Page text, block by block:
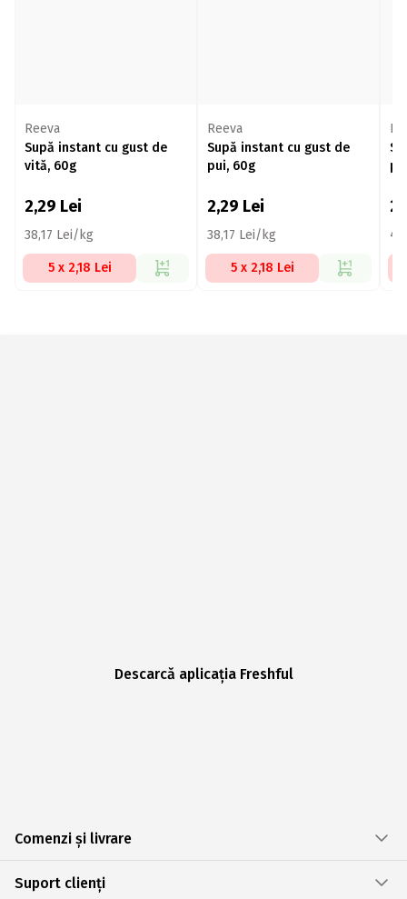
Reeva
Supă instant cu gust de
vită, 60g
2,29 Lei
38,17 Lei/kg
5 x 2,18 Lei
Reeva
Supă instant cu gust de
pui, 60g
2,29 Lei
38,17 Lei/kg
5 x 2,18 Lei
Descarcă aplicația Freshful
Comenzi și livrare
Suport clienți